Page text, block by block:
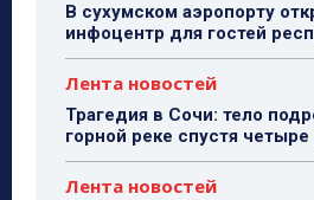
В сухумском аэропорту
инфоцентр для гостей
Лента новостей
Трагедия в Сочи: тело
горной реке спустя
Лента новостей